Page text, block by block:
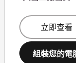
立即查看
組裝您的電